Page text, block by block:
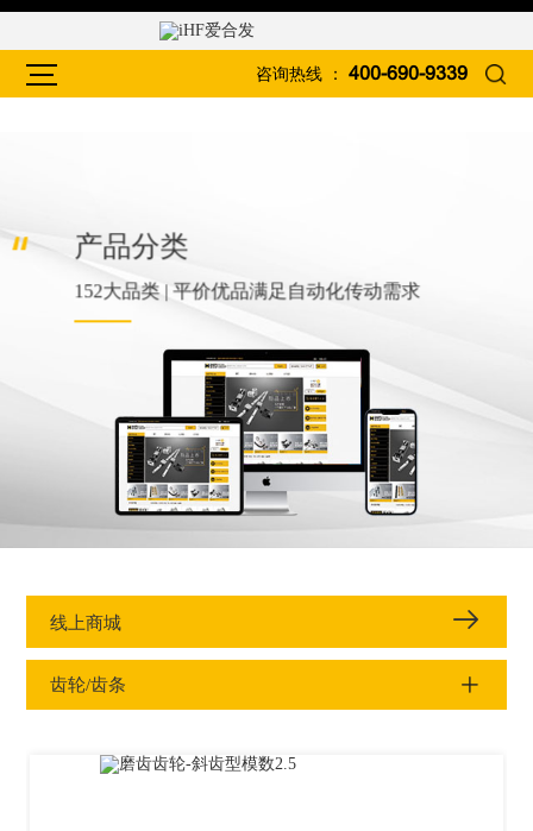
咨询热线 ： 400-690-9339
产品分类
152大品类 | 平价优品满足自动化传动需求
线上商城
齿轮/齿条